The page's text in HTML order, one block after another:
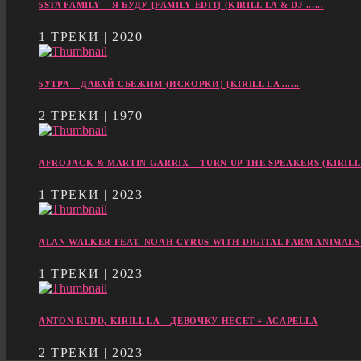
5STA FAMILY – Я БУДУ [FAMILY EDIT] (KIRILL LA & DJ ......
1 ТРЕКИ | 2020
5УТРА – ДАВАЙ СБЕЖИМ (ИСКОРКИ) [KIRILL LA ......
2 ТРЕКИ | 1970
AFROJACK & MARTIN GARRIX – TURN UP THE SPEAKERS
1 ТРЕКИ | 2023
ALAN WALKER FEAT. NOAH CYRUS WITH DIGITAL FARM
1 ТРЕКИ | 2023
ANTON RUDD, KIRILL LA – ДЕВОЧКУ НЕСЕТ + ACAPELLA
2 ТРЕКИ | 2023